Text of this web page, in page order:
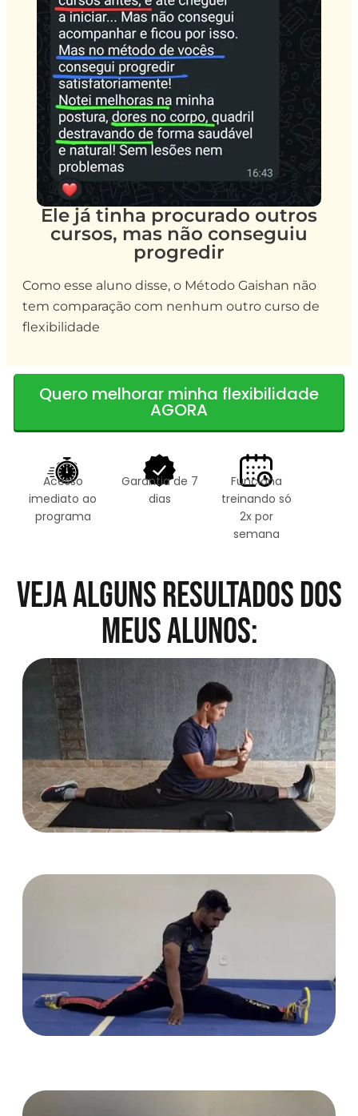
Ele já tinha procurado outros
cursos, mas não conseguiu
progredir
Como esse aluno disse, o Método Gaishan não
tem comparação com nenhum outro curso de
flexibilidade
Quero melhorar minha flexibilidade
AGORA
Acesso
imediato ao
programa
Garantia de 7
dias
Funciona
treinando só
2x por
semana
Veja alguns resultados dos
meus alunos: